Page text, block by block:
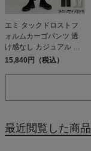
エミ タックドロストフ
ォルムカーゴパンツ 透
け感なし カジュアル パ
ンツ ウエストゴム ポケ
15,840円（税込）
最近閲覧した商品